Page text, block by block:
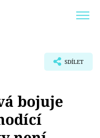
SDÍLET
bojuje